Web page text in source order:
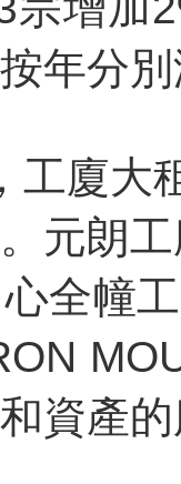
年分
工廈
元朗
全幢
資產